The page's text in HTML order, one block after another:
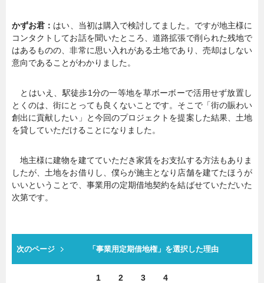
かずお君： はい、当初は購入で検討してました。ですが地主様に
コンタクトしてお話を聞いたところ、道路拡張で削られた残地で
はあるものの、非常に思い入れがある土地であり、売却はしない
意向であることがわかりました。
とはいえ、駅徒歩1分の一等地を草ボーボーで活用せず放置し
とくのは、街にとっても良くないことです。そこで「街の賑わい
創出に貢献したい」と今回のプロジェクトを提案した結果、土地
を貸していただけることになりました。
地主様に建物を建てていただき家賃をお支払する方法もありま
したが、土地をお借りし、僕らが施主となり店舗を建てたほうが
いいということで、事業用の定期借地契約を結ばせていただいた
次第です。
次のページ 「事業用定期借地権」を選択した理由
1 2 3 4